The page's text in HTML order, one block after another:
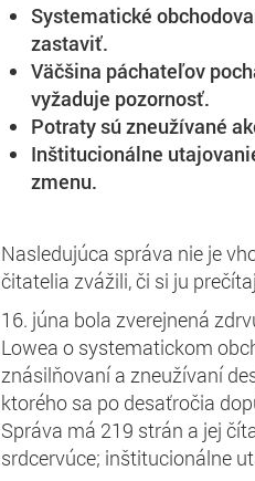
Systematické
zastaviť.
Väčšina páchateľov
vyžaduje pozornosť.
Potraty sú zneužívané
Inštitucionálne
zmenu.
Nasledujúca správa nie je
čitatelia zvážili, či si ju
16. júna bola zverejnená
Lowea o systematickom
znásilňovaní a zneužívaní
ktorého sa po desaťročia
Správa má 219 strán a jej
srdcervúce; inštitucionálne